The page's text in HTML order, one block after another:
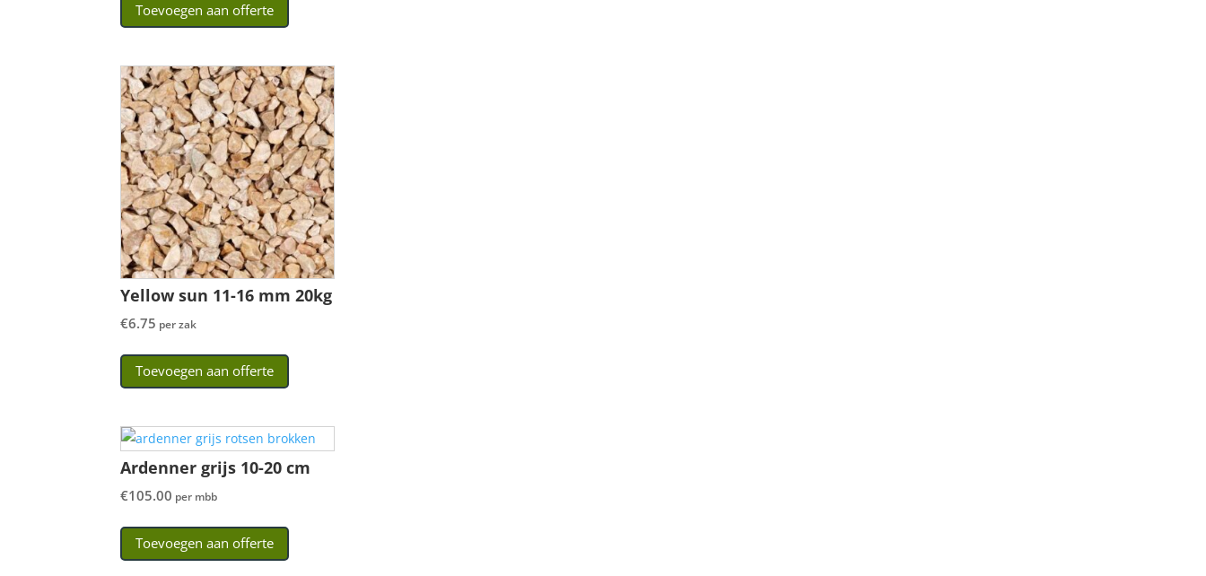
Toevoegen aan offerte
Yellow sun 11-16 mm 20kg
€6.75 per zak
Toevoegen aan offerte
Ardenner grijs 10-20 cm
€105.00 per mbb
Toevoegen aan offerte